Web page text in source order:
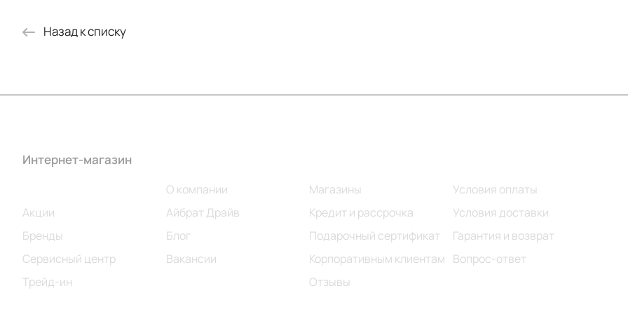
Назад к списку
Интернет-магазин
Акции
Бренды
Сервисный центр
Трейд-ин
О компании
Айбрат Драйв
Блог
Вакансии
Магазины
Кредит и рассрочка
Подарочный сертификат
Корпоративным клиентам
Отзывы
Условия оплаты
Условия доставки
Гарантия и возврат
Вопрос-ответ